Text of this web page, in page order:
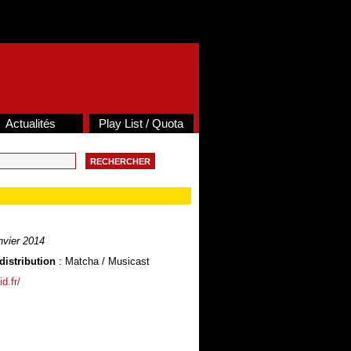
Actualités Play List / Quota
2014
: Matcha / Musicast